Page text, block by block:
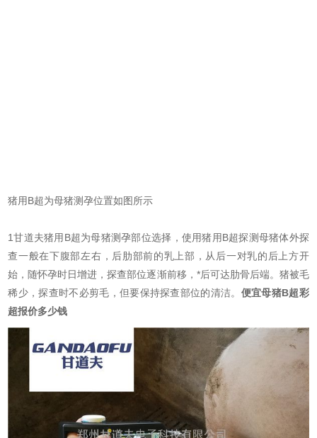
猪用B超为母猪测孕位置如图所示
1甘道夫猪用B超为母猪测孕部位选择，使用猪用B超探测母猪体外探
查一般在下腹部左右，后肋部前的乳上部，从后一对乳的后上方开
始，随怀孕时日增进，探查部位逐渐前移，*后可达肋骨后端。猪被毛
稀少，探查时不必剪毛，但要保持探查部位的清洁。 便宜母猪B超彩
超报价多少钱